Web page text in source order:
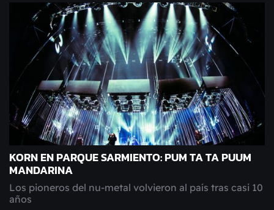
KORN EN PARQUE SARMIENTO: PUM TA TA PUUM
MANDARINA
Los pioneros del nu-metal volvieron al país tras casi 10
años